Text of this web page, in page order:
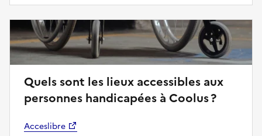
Quels sont les lieux accessibles aux
personnes handicapées à Coolus ?
Acceslibre